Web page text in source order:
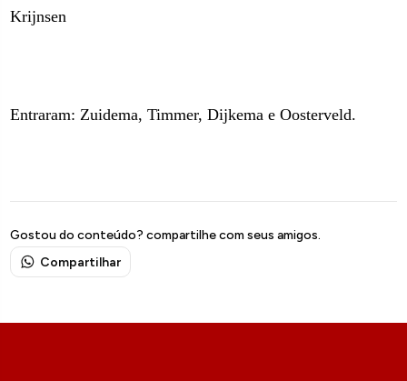
Krijnsen
Entraram: Zuidema, Timmer, Dijkema e Oosterveld.
Gostou do conteúdo? compartilhe com seus amigos.
Compartilhar